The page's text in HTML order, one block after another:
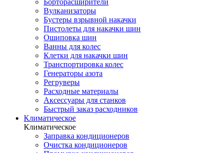
Борторасширители
Вулканизаторы
Бустеры взрывной накачки
Пистолеты для накачки шин
Ошиповка шин
Ванны для колес
Клетки для накачки шин
Транспортировка колес
Генераторы азота
Регруверы
Расходные материалы
Аксессуары для станков
Быстрый заказ расходников
Климатическое
Климатическое
Заправка кондиционеров
Очистка кондиционеров